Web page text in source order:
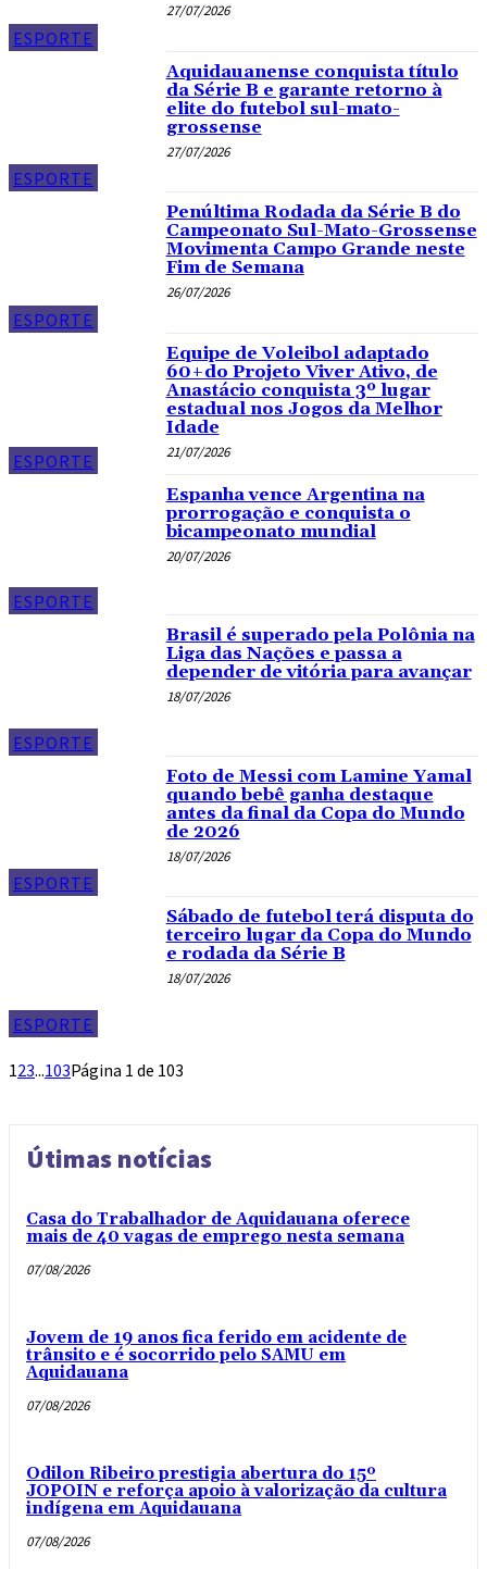
ESPORTE
27/07/2026
ESPORTE
Aquidauanense conquista título
da Série B e garante retorno à
elite do futebol sul-mato-
grossense
27/07/2026
ESPORTE
Penúltima Rodada da Série B do
Campeonato Sul-Mato-Grossense
Movimenta Campo Grande neste
Fim de Semana
26/07/2026
ESPORTE
Equipe de Voleibol adaptado
60+do Projeto Viver Ativo, de
Anastácio conquista 3º lugar
estadual nos Jogos da Melhor
Idade
21/07/2026
ESPORTE
Espanha vence Argentina na
prorrogação e conquista o
bicampeonato mundial
20/07/2026
ESPORTE
Brasil é superado pela Polônia na
Liga das Nações e passa a
depender de vitória para avançar
18/07/2026
ESPORTE
Foto de Messi com Lamine Yamal
quando bebê ganha destaque
antes da final da Copa do Mundo
de 2026
18/07/2026
ESPORTE
Sábado de futebol terá disputa do
terceiro lugar da Copa do Mundo
e rodada da Série B
18/07/2026
123...103Página 1 de 103
Útimas notícias
Casa do Trabalhador de Aquidauana oferece
mais de 40 vagas de emprego nesta semana
07/08/2026
Jovem de 19 anos fica ferido em acidente de
trânsito e é socorrido pelo SAMU em
Aquidauana
07/08/2026
Odilon Ribeiro prestigia abertura do 15º
JOPOIN e reforça apoio à valorização da cultura
indígena em Aquidauana
07/08/2026